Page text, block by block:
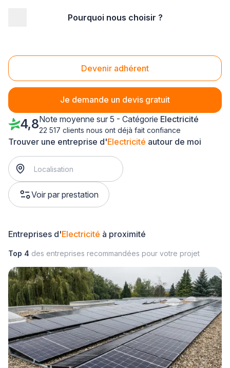
Pourquoi nous choisir ?
Devenir adhérent
Je demande un devis gratuit
Electricité Villerupt (54190)
Trouver une entreprise d'Electricité autour de moi
Voir par prestation
4,8Note moyenne sur 5 - Catégorie Electricité
22 517 clients nous ont déjà fait confiance
Entreprises d'Electricité à proximité
Top 4 des entreprises recommandées pour votre projet